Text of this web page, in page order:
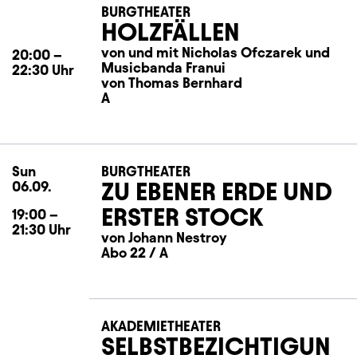
20:00 –
22:30 Uhr
BURGTHEATER
HOLZFÄLLEN
von und mit Nicholas Ofczarek und
Musicbanda Franui
von Thomas Bernhard
A
Sun
06.09.
19:00 –
21:30 Uhr
BURGTHEATER
ZU EBENER ERDE UND
ERSTER STOCK
von Johann Nestroy
Abo 22 / A
AKADEMIETHEATER
SELBSTBEZICHTIGUN